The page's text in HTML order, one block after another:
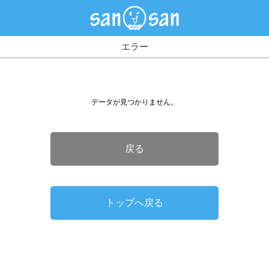
エラー
データが見つかりません。
戻る
トップへ戻る